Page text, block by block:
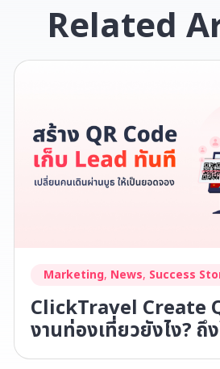
Related
Marketing, News, Success
ClickTravel Create
งานท่องเที่ยวยังไง? ถึ
แบบเห็นผลทันที